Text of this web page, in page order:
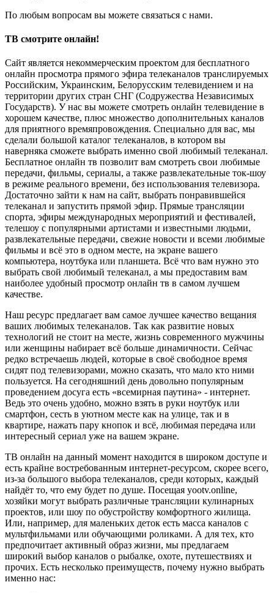
По любым вопросам вы можете связаться с нами.
ТВ смотрите онлайн!
Сайт является некоммерческим проектом для бесплатного
онлайн просмотра прямого эфира телеканалов транслируемых
Российским, Украинским, Белорусским телевидением и на
территории других стран СНГ (Содружества Независимых
Государств). У нас вы можете смотреть онлайн телевидение в
хорошем качестве, плюс множество дополнительных каналов
для приятного времяпровождения. Специально для вас, мы
сделали большой каталог телеканалов, в котором вы
наверняка сможете выбрать именно свой любимый телеканал.
Бесплатное онлайн тв позволит вам смотреть свои любимые
передачи, фильмы, сериалы, а также развлекательные ток-шоу
в режиме реального времени, без использования телевизора.
Достаточно зайти к нам на сайт, выбрать понравившейся
телеканал и запустить прямой эфир. Прямые трансляции
спорта, эфиры международных мероприятий и фестивалей,
телешоу с популярными артистами и известными людьми,
развлекательные передачи, свежие новости и всеми любимые
фильмы и всё это в одном месте, на экране вашего
компьютера, ноутбука или планшета. Всё что вам нужно это
выбрать свой любимый телеканал, а мы предоставим вам
наиболее удобный просмотр онлайн тв в самом лучшем
качестве.
Наш ресурс предлагает вам самое лучшее качество вещания
ваших любимых телеканалов. Так как развитие новых
технологий не стоит на месте, жизнь современного мужчины
или женщины набирает всё больше динамичности. Сейчас
редко встречаешь людей, которые в своё свободное время
сидят под телевизорами, можно сказать, что мало кто ними
пользуется. На сегодняшний день довольно популярным
проведением досуга есть «всемирная паутина» - интернет.
Ведь это очень удобно, можно взять в руки ноутбук или
смартфон, сесть в уютном месте как на улице, так и в
квартире, нажать пару кнопок и всё, любимая передача или
интересный сериал уже на вашем экране.
ТВ онлайн на данный момент находится в широком доступе и
есть крайне востребованным интернет-ресурсом, скорее всего,
из-за большого выбора телеканалов, среди которых, каждый
найдёт то, что ему будет по душе. Посещая yootv.online,
хозяйки могут выбрать различные трансляции кулинарных
проектов, или шоу по обустройству комфортного жилища.
Или, например, для маленьких деток есть масса каналов с
мультфильмами или обучающими роликами. А для тех, кто
предпочитает активный образ жизни, мы предлагаем
широкий выбор каналов о рыбалке, охоте, путешествиях и
прочих. Есть несколько преимуществ, почему нужно выбрать
именно нас: